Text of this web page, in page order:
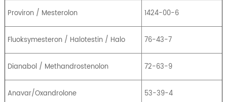
Proviron / Mesterolon 1424-00-6
Fluoksymesteron / Halotestin / Halo 76-43-7
Dianabol / Methandrostenolon 72-63-9
Anavar/Oxandrolone 53-39-4